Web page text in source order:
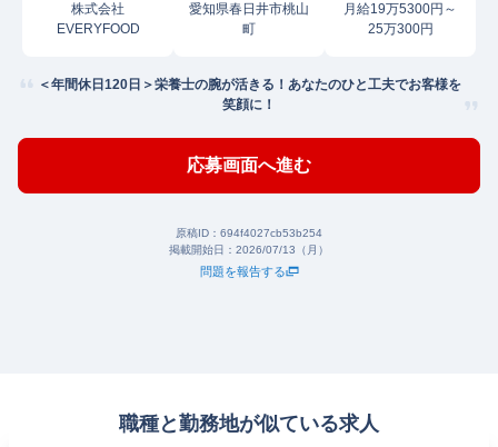
株式会社
EVERYFOOD
愛知県春日井市桃山
町
月給19万5300円～
25万300円
＜年間休日120日＞栄養士の腕が活きる！あなたのひと工夫でお客様を
笑顔に！
応募画面へ進む
原稿ID： 694f4027cb53b254
掲載開始日： 2026/07/13（月）
問題を報告する
職種と勤務地が似ている求人